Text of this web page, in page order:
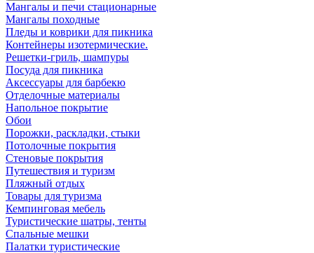
Мангалы и печи стационарные
Мангалы походные
Пледы и коврики для пикника
Контейнеры изотермические.
Решетки-гриль, шампуры
Посуда для пикника
Аксессуары для барбекю
Отделочные материалы
Напольное покрытие
Обои
Порожки, раскладки, стыки
Потолочные покрытия
Стеновые покрытия
Путешествия и туризм
Пляжный отдых
Товары для туризма
Кемпинговая мебель
Туристические шатры, тенты
Спальные мешки
Палатки туристические